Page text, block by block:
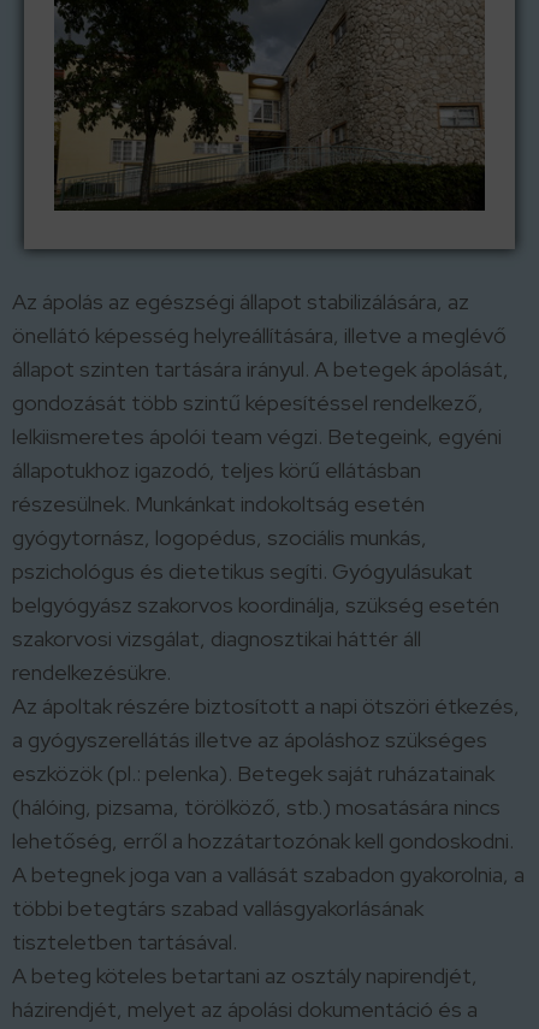
Az ápolás az egészségi állapot stabilizálására, az
önellátó képesség helyreállítására, illetve a meglévő
állapot szinten tartására irányul. A betegek ápolását,
gondozását több szintű képesítéssel rendelkező,
lelkiismeretes ápolói team végzi. Betegeink, egyéni
állapotukhoz igazodó, teljes körű ellátásban
részesülnek. Munkánkat indokoltság esetén
gyógytornász, logopédus, szociális munkás,
pszichológus és dietetikus segíti. Gyógyulásukat
belgyógyász szakorvos koordinálja, szükség esetén
szakorvosi vizsgálat, diagnosztikai háttér áll
rendelkezésükre.
Az ápoltak részére biztosított a napi ötszöri étkezés,
a gyógyszerellátás illetve az ápoláshoz szükséges
eszközök (pl.: pelenka). Betegek saját ruházatainak
(hálóing, pizsama, törölköző, stb.) mosatására nincs
lehetőség, erről a hozzátartozónak kell gondoskodni.
A betegnek joga van a vallását szabadon gyakorolnia, a
többi betegtárs szabad vallásgyakorlásának
tiszteletben tartásával.
A beteg köteles betartani az osztály napirendjét,
házirendjét, melyet az ápolási dokumentáció és a